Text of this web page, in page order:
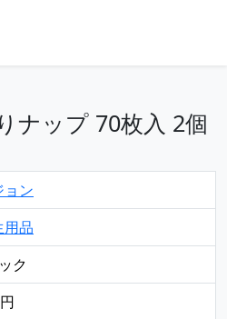
ナップ 70枚入 2個
ョン
用品
ク